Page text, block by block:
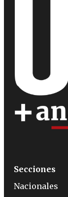
Secciones
Nacionales